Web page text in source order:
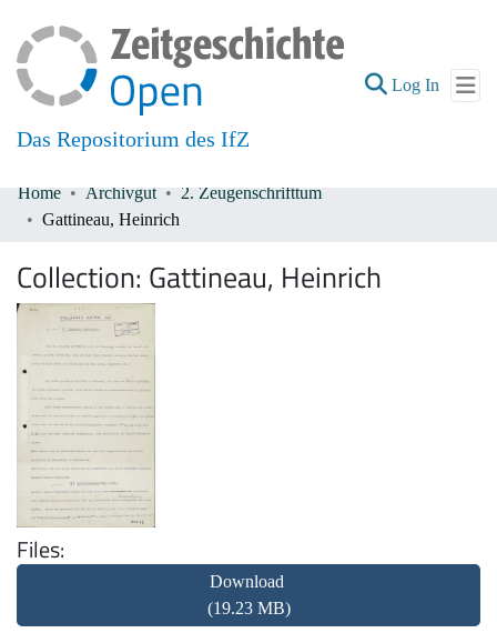
Das Repositorium des IfZ
Log In (current)
Communities & Collections
Home Archivgut
2. Zeugenschrifttum
Gattineau, Heinrich
Collection: Gattineau, Heinrich
Files
Download
(19.23 MB)